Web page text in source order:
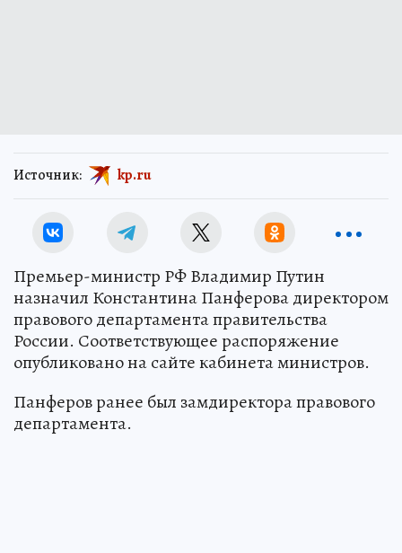
Источник: kp.ru
Премьер-министр РФ Владимир Путин
назначил Константина Панферова директором
правового департамента правительства
России. Соответствующее распоряжение
опубликовано на сайте кабинета министров.
Панферов ранее был замдиректора правового
департамента.